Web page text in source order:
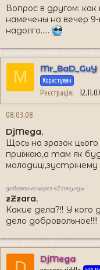
Вопрос в другом:
намечены на вечер
надолго.....
M Mr_BaD_GuY
Користувач
Реєстрація 12.11.07
08.03.08
DjMega,
Щось на зразок цього
приїжаю,а там як
молодиці,зустрінему
добавлено через 42 секунды
zZzara,
Какие дела?!! У
дело добровольное!!!!
DjMega